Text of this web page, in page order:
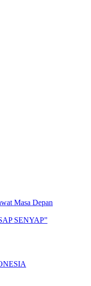
Masa Depan
SENYAP”